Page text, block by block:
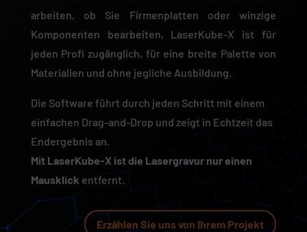
arbeiten, ob Sie Firmenplatten oder winzige
Komponenten bearbeiten, LaserKube-X ist für
jeden Profi zugänglich, für eine breite Palette von
Materialien und ohne jegliche Ausbildung.
Die Software führt durch jeden Schritt mit einem
einfachen Drag-and-Drop und zeigt in Echtzeit das
Endergebnis an.
Mit LaserKube-X ist die Lasergravur nur einen
Mausklick entfernt.
Erzählen Sie uns von Ihrem Projekt